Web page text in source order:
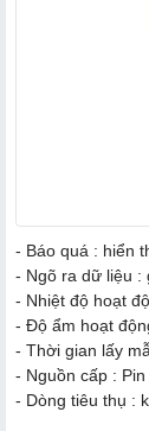
- Báo quá : hiển
- Ngõ ra dữ liệu :
- Nhiệt độ hoạt
- Độ ẩm hoạt
- Thời gian lấy
- Nguồn cấp :
- Dòng tiêu thụ :